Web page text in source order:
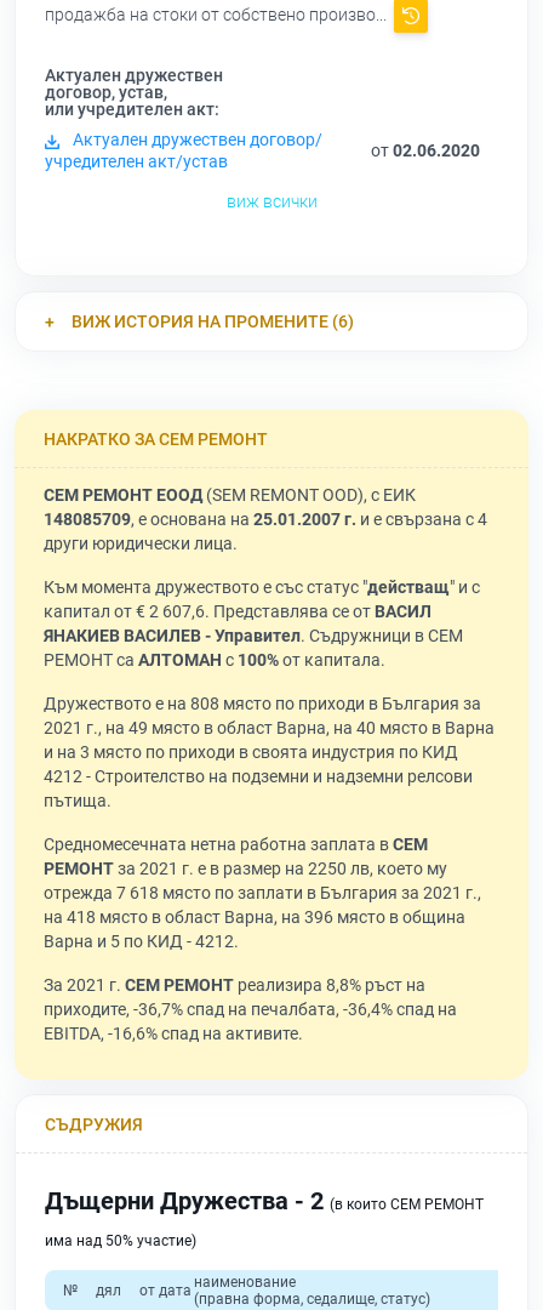
продажба на стоки от собствено произво...
Актуален дружествен
договор, устав,
или учредителен акт:
Актуален дружествен договор/
учредителен акт/устав
от02.06.2020
виж всички
ВИЖ ИСТОРИЯ НА ПРОМЕНИТЕ (6)
НАКРАТКО ЗА СЕМ РЕМОНТ
СЕМ РЕМОНТ ЕООД(SEM REMONT OOD), с ЕИК
148085709, е основана на 25.01.2007 г. и е свързана с 4
други юридически лица.
Към момента дружеството е със статус "действащ" и с
капитал от € 2 607,6. Представлява се от ВАСИЛ
ЯНАКИЕВ ВАСИЛЕВ - Управител. Съдружници в СЕМ
РЕМОНТ са АЛТОМАН с 100%от капитала.
Дружеството е на 808 място по приходи в България за
2021 г., на 49 място в област Варна, на 40 място в Варна
и на 3 място по приходи в своята индустрия по КИД
4212 - Строителство на подземни и надземни релсови
пътища.
Средномесечната нетна работна заплата вСЕМ
РЕМОНТза 2021 г. е в размер на 2250 лв, което му
отрежда 7 618 място по заплати в България за 2021 г.,
на 418 място в област Варна, на 396 място в община
Варна и 5 по КИД - 4212.
За 2021 г. СЕМ РЕМОНТ реализира 8,8% ръст на
приходите, -36,7% спад на печалбата, -36,4% спад на
EBITDA, -16,6% спад на активите.
СЪДРУЖИЯ
Дъщерни Дружества - 2 (в които СЕМ РЕМОНТ
има над 50% участие)
№ дял от дата наименование
(правна форма, седалище, статус)